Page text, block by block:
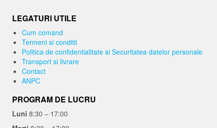
LEGATURI UTILE
Cum comand
Termeni si conditii
Politica de confidentialitate si Securitatea datelor personale
Transport si livrare
Contact
ANPC
PROGRAM DE LUCRU
Luni 8:30 – 17:00